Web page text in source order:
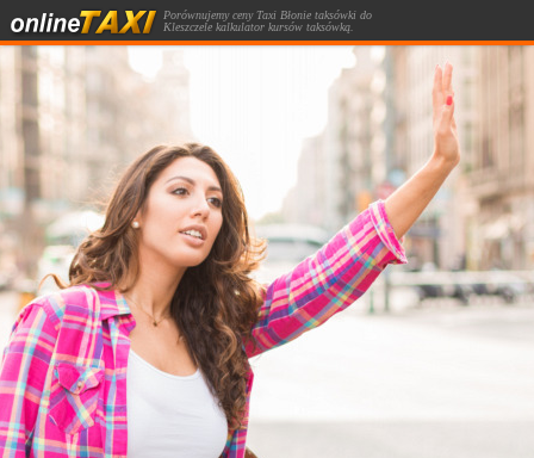
Porównujemy ceny Taxi Błonie taksówki do
Kleszczele kalkulator kursów taksówką.